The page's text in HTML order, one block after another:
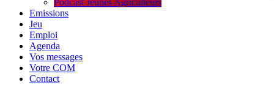
Podcast Jeunes Agriculteurs
Emissions
Jeu
Emploi
Agenda
Vos messages
Votre COM
Contact